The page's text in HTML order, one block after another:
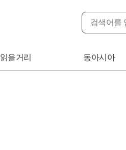
읽을거리 동아시아